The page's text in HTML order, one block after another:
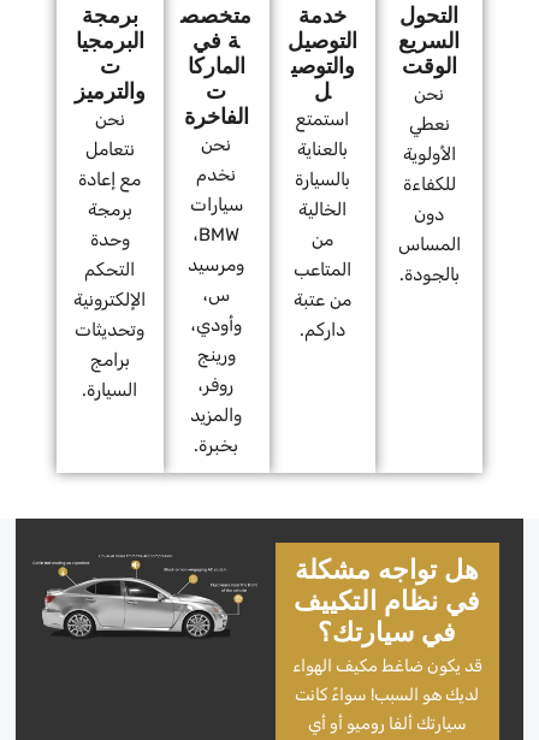
التحول
السريع
الوقت
نحن
نعطي
الأولوية
للكفاءة
دون
المساس
بالجودة.
خدمة
التوصيل
والتوصي
ل
استمتع
بالعناية
بالسيارة
الخالية
من
المتاعب
من عتبة
داركم.
متخصص
ة في
الماركا
ت
الفاخرة
نحن
نخدم
سيارات
BMW،
ومرسيد
س،
وأودي،
ورينج
روفر،
والمزيد
بخبرة.
برمجة
البرمجيا
ت
والترميز
نحن
نتعامل
مع إعادة
برمجة
وحدة
التحكم
الإلكترونية
وتحديثات
برامج
السيارة.
هل تواجه مشكلة
في نظام التكييف
في سيارتك؟
قد يكون ضاغط مكيف الهواء
لديك هو السبب! سواءً كانت
سيارتك ألفا روميو أو أي